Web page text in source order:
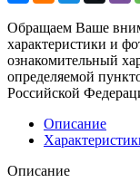
Обращаем Ваше
характеристики и
ознакомительный
определяемой
Российской
Описание
Описание